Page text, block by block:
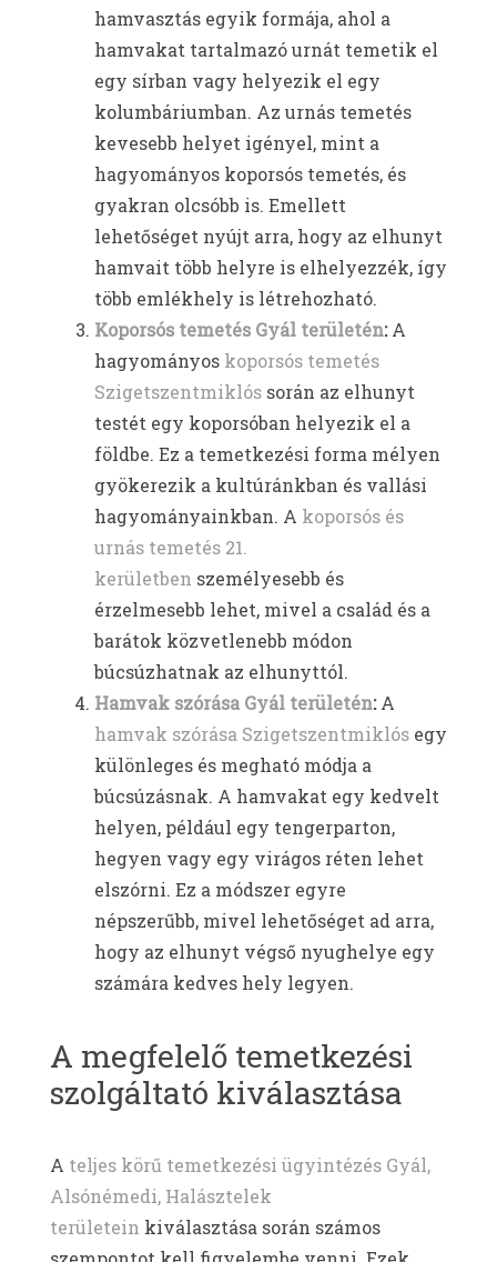
hamvasztás egyik formája, ahol a
hamvakat tartalmazó urnát temetik el
egy sírban vagy helyezik el egy
kolumbáriumban. Az urnás temetés
kevesebb helyet igényel, mint a
hagyományos koporsós temetés, és
gyakran olcsóbb is. Emellett
lehetőséget nyújt arra, hogy az elhunyt
hamvait több helyre is elhelyezzék, így
több emlékhely is létrehozható.
Koporsós temetés Gyál területén:A
hagyományos koporsós temetés
Szigetszentmiklós során az elhunyt
testét egy koporsóban helyezik el a
földbe. Ez a temetkezési forma mélyen
gyökerezik a kultúránkban és vallási
hagyományainkban. A koporsós és
urnás temetés 21.
kerületben személyesebb és
érzelmesebb lehet, mivel a család és a
barátok közvetlenebb módon
búcsúzhatnak az elhunyttól.
Hamvak szórása Gyál területén:A
hamvak szórása Szigetszentmiklós egy
különleges és megható módja a
búcsúzásnak. A hamvakat egy kedvelt
helyen, például egy tengerparton,
hegyen vagy egy virágos réten lehet
elszórni. Ez a módszer egyre
népszerűbb, mivel lehetőséget ad arra,
hogy az elhunyt végső nyughelye egy
számára kedves hely legyen.
A megfelelő temetkezési
szolgáltató kiválasztása
A teljes körű temetkezési ügyintézés Gyál,
Alsónémedi, Halásztelek
területein kiválasztása során számos